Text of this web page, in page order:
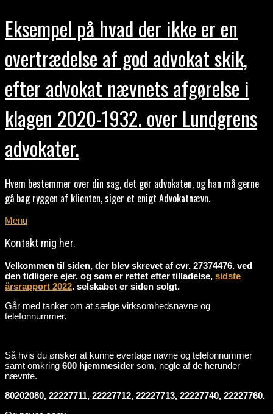
Eksempel på hvad der ikke er en
overtrædelse af god advokat skik,
efter advokat nævnets afgørelse i
klagen 2020-1932. over Lundgrens
advokater.
Hvem bestemmer over din sag, det gør advokaten, og han må gerne
gå bag ryggen af klienten, siger et enigt Advokatnævn.
Menu
Kontakt mig her.
Velkommen til siden, der blev skrevet af cvr. 27374476. ved
den tidligere ejer, og som er rettet efter tilladelse, sidste
årsrapport 2022. selskabet er siden solgt.
Går med tanker om at sælge virksomhedsnavne og
telefonnummer.
Så hvis du ønsker at kunne evertage navne og telefonnummer
samt omkring 600 hjemmesider som, nogle af de herunder
nævnte.
80202080, 22227711, 22227712, 22227713, 22227740, 22227760.